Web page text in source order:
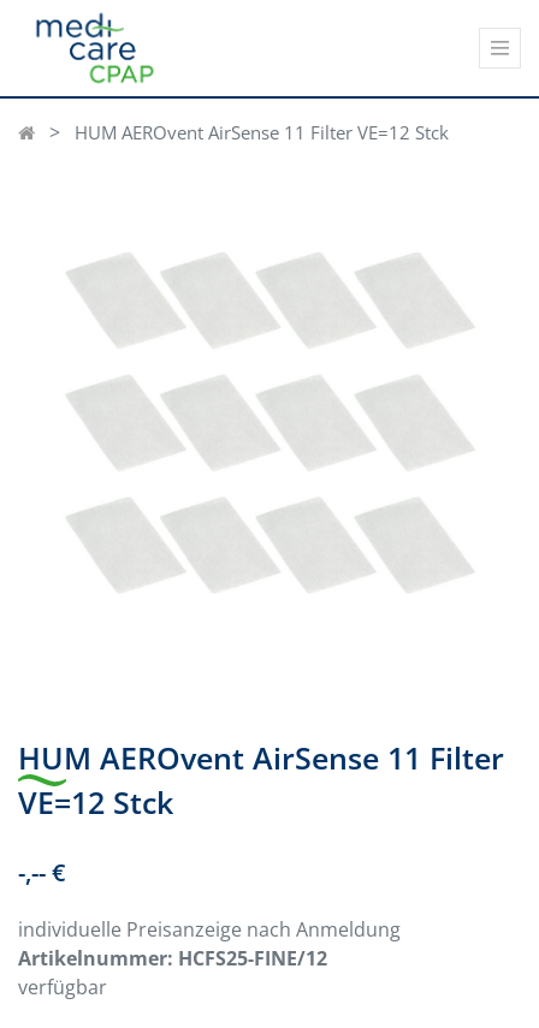
HUM AEROvent AirSense 11 Filter VE=12 Stck
HUM AEROvent AirSense 11 Filter
VE=12 Stck
-,-- €
individuelle Preisanzeige nach Anmeldung
Artikelnummer: HCFS25-FINE/12
verfügbar